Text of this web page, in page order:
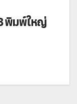
พิมพ์ใหญ่